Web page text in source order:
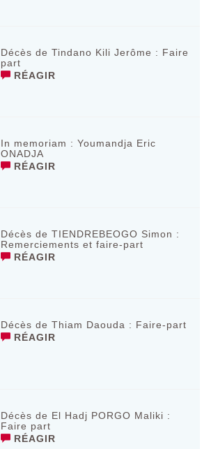
Décès de Tindano Kili Jerôme : Faire
part
RÉAGIR
In memoriam : Youmandja Eric
ONADJA
RÉAGIR
Décès de TIENDREBEOGO Simon :
Remerciements et faire-part
RÉAGIR
Décès de Thiam Daouda : Faire-part
RÉAGIR
Décès de El Hadj PORGO Maliki :
Faire part
RÉAGIR